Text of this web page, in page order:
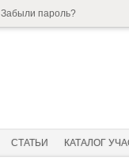
Забыли пароль?
СТАТЬИ КАТАЛОГ